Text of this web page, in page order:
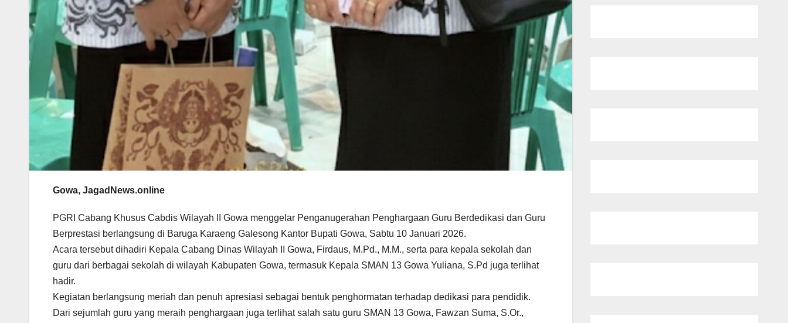
Gowa, JagadNews.online
PGRI Cabang Khusus Cabdis Wilayah II Gowa menggelar Penganugerahan Penghargaan Guru Berdedikasi dan Guru
Berprestasi berlangsung di Baruga Karaeng Galesong Kantor Bupati Gowa, Sabtu 10 Januari 2026.
Acara tersebut dihadiri Kepala Cabang Dinas Wilayah II Gowa, Firdaus, M.Pd., M.M., serta para kepala sekolah dan
guru dari berbagai sekolah di wilayah Kabupaten Gowa, termasuk Kepala SMAN 13 Gowa Yuliana, S.Pd juga terlihat
hadir.
Kegiatan berlangsung meriah dan penuh apresiasi sebagai bentuk penghormatan terhadap dedikasi para pendidik.
Dari sejumlah guru yang meraih penghargaan juga terlihat salah satu guru SMAN 13 Gowa, Fawzan Suma, S.Or.,